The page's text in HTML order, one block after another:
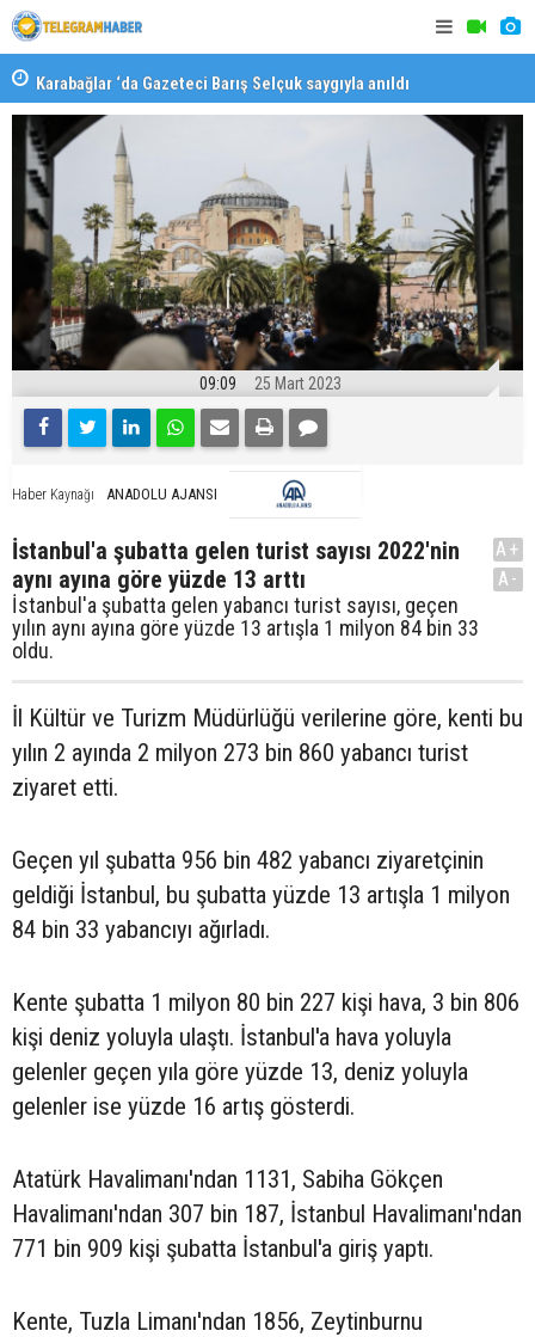
Karabağlar ‘da Gazeteci Barış Selçuk saygıyla anıldı
09:09 25 Mart 2023
Haber Kaynağı ANADOLU AJANSI
İstanbul'a şubatta gelen turist sayısı 2022'nin
aynı ayına göre yüzde 13 arttı
İstanbul'a şubatta gelen yabancı turist sayısı, geçen
yılın aynı ayına göre yüzde 13 artışla 1 milyon 84 bin 33
oldu.
A+
A-
İl Kültür ve Turizm Müdürlüğü verilerine göre, kenti bu
yılın 2 ayında 2 milyon 273 bin 860 yabancı turist
ziyaret etti.
Geçen yıl şubatta 956 bin 482 yabancı ziyaretçinin
geldiği İstanbul, bu şubatta yüzde 13 artışla 1 milyon
84 bin 33 yabancıyı ağırladı.
Kente şubatta 1 milyon 80 bin 227 kişi hava, 3 bin 806
kişi deniz yoluyla ulaştı. İstanbul'a hava yoluyla
gelenler geçen yıla göre yüzde 13, deniz yoluyla
gelenler ise yüzde 16 artış gösterdi.
Atatürk Havalimanı'ndan 1131, Sabiha Gökçen
Havalimanı'ndan 307 bin 187, İstanbul Havalimanı'ndan
771 bin 909 kişi şubatta İstanbul'a giriş yaptı.
Kente, Tuzla Limanı'ndan 1856, Zeytinburnu